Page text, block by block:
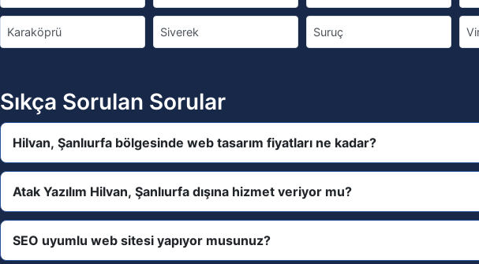
Karaköprü Siverek Suruç
Sıkça Sorulan Sorular
Hilvan, Şanlıurfa bölgesinde web tasarım fiyatları ne kadar?
Atak Yazılım Hilvan, Şanlıurfa dışına hizmet veriyor mu?
SEO uyumlu web sitesi yapıyor musunuz?